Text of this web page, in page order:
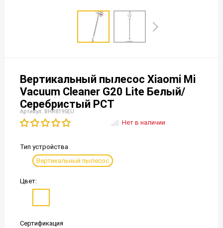
Вертикальный пылесос Xiaomi Mi
Vacuum Cleaner G20 Lite Белый/
Серебристый РСТ
Артикул: BHR8195EU
Нет в наличии
Тип устройства
Вертикальный пылесос
Цвет:
Сертификация